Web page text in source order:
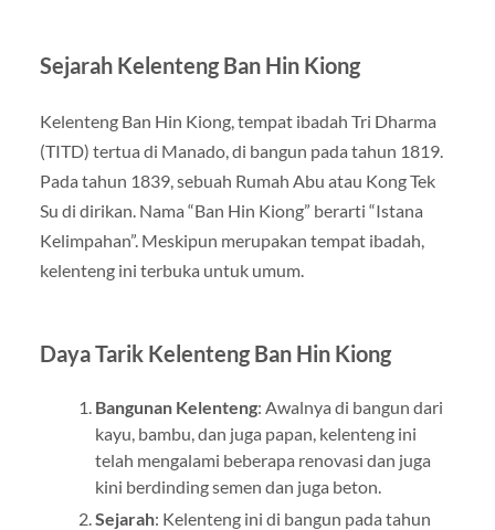
Sejarah Kelenteng Ban Hin Kiong
Kelenteng Ban Hin Kiong, tempat ibadah Tri Dharma
(TITD) tertua di Manado, di bangun pada tahun 1819.
Pada tahun 1839, sebuah Rumah Abu atau Kong Tek
Su di dirikan. Nama “Ban Hin Kiong” berarti “Istana
Kelimpahan”. Meskipun merupakan tempat ibadah,
kelenteng ini terbuka untuk umum.
Daya Tarik Kelenteng Ban Hin Kiong
Bangunan Kelenteng: Awalnya di bangun dari
kayu, bambu, dan juga papan, kelenteng ini
telah mengalami beberapa renovasi dan juga
kini berdinding semen dan juga beton.
Sejarah: Kelenteng ini di bangun pada tahun